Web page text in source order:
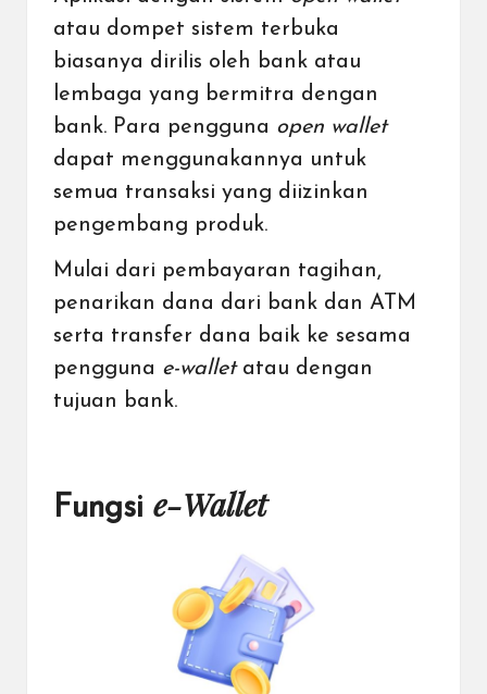
atau dompet sistem terbuka
biasanya dirilis oleh bank atau
lembaga yang bermitra dengan
bank. Para pengguna open wallet
dapat menggunakannya untuk
semua transaksi yang diizinkan
pengembang produk.
Mulai dari pembayaran tagihan,
penarikan dana dari bank dan ATM
serta transfer dana baik ke sesama
pengguna e-walletatau dengan
tujuan bank.
Fungsi e-Wallet